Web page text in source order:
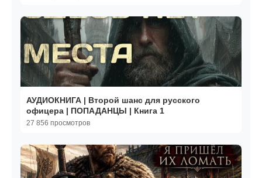
АУДИОКНИГА | Второй шанс для русского
офицера | ПОПАДАНЦЫ | Книга 1
27 856 просмотров